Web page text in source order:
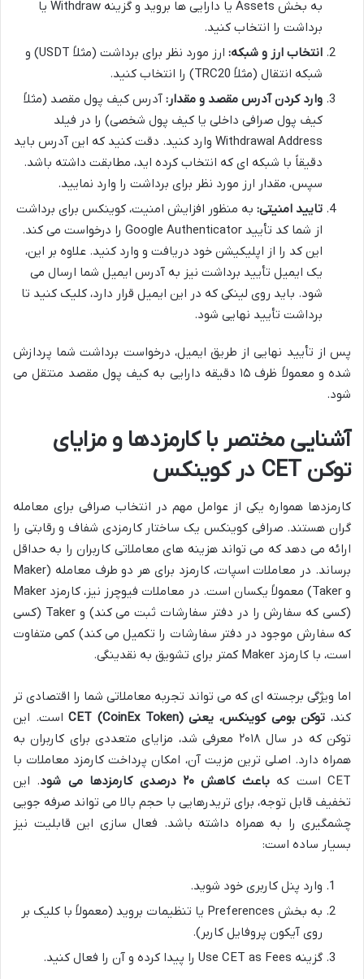
به بخش Assets یا دارایی ها بروید و گزینه Withdraw یا
برداشت را انتخاب کنید.
انتخاب ارز و شبکه:
ارز مورد نظر برای برداشت (مثلاً USDT) و
شبکه انتقال (مثلاً TRC20) را انتخاب کنید.
وارد کردن آدرس مقصد و مقدار: آدرس کیف پول مقصد (مثلاً
کیف پول صرافی داخلی یا کیف پول شخصی) را در فیلد
Withdrawal Address وارد کنید. دقت کنید که این آدرس باید
دقیقاً با شبکه ای که انتخاب کرده اید، مطابقت داشته باشد.
سپس، مقدار ارز مورد نظر برای برداشت را وارد نمایید.
تایید امنیتی: به منظور افزایش امنیت، کوینکس برای برداشت
از شما کد تأیید Google Authenticator را درخواست می کند.
این کد را از اپلیکیشن خود دریافت و وارد کنید. علاوه بر این،
یک ایمیل تأیید برداشت نیز به آدرس ایمیل شما ارسال می
شود. باید روی لینکی که در این ایمیل قرار دارد، کلیک کنید تا
برداشت تأیید نهایی شود.
پس از تأیید نهایی از طریق ایمیل، درخواست برداشت شما پردازش
شده و معمولاً ظرف ۱۵ دقیقه دارایی به کیف پول مقصد منتقل می
شود.
آشنایی مختصر با کارمزدها و مزایای
توکن CET در کوینکس
کارمزدها همواره یکی از عوامل مهم در انتخاب صرافی برای معامله
گران هستند. صرافی کوینکس یک ساختار کارمزدی شفاف و رقابتی را
ارائه می دهد که می تواند هزینه های معاملاتی کاربران را به حداقل
برساند. در معاملات اسپات، کارمزد برای هر دو طرف معامله (Maker
و Taker) معمولاً یکسان است. در معاملات فیوچرز نیز، کارمزد Maker
(کسی که سفارش را در دفتر سفارشات ثبت می کند) و Taker (کسی
که سفارش موجود در دفتر سفارشات را تکمیل می کند) کمی متفاوت
است، با کارمزد Maker کمتر برای تشویق به نقدینگی.
اما ویژگی برجسته ای که می تواند تجربه معاملاتی شما را اقتصادی تر
کند، توکن بومی کوینکس، یعنی CET (CoinEx Token)
است. این
توکن که در سال ۲۰۱۸ معرفی شد، مزایای متعددی برای کاربران به
همراه دارد. اصلی ترین مزیت آن، امکان پرداخت کارمزد معاملات با
CET است که
باعث کاهش ۲۰ درصدی کارمزدها می شود
. این
تخفیف قابل توجه، برای تریدرهایی با حجم بالا می تواند صرفه جویی
چشمگیری را به همراه داشته باشد. فعال سازی این قابلیت نیز
بسیار ساده است:
وارد پنل کاربری خود شوید.
به بخش Preferences یا تنظیمات بروید (معمولاً با کلیک بر
روی آیکون پروفایل کاربر).
گزینه Use CET as Fees را پیدا کرده و آن را فعال کنید.